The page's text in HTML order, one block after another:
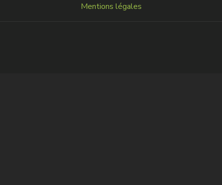
Mentions légales